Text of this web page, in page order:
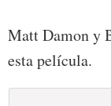
Matt Damon y
esta película.